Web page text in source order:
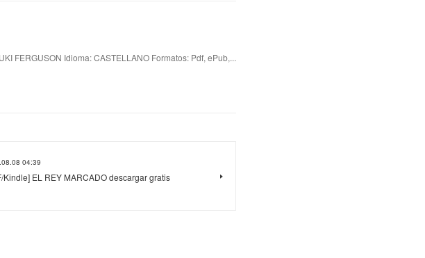
FERGUSON Idioma: CASTELLANO Formatos: Pdf, ePub,...
04:39
Kindle] EL REY MARCADO descargar gratis